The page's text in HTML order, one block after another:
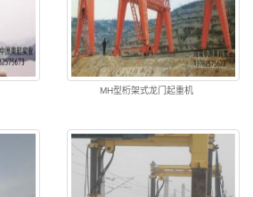
MH型桁架式龙门起重机